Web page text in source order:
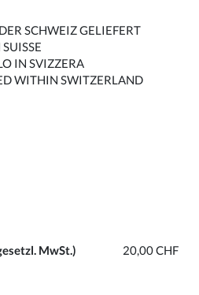
SCHWEIZ GELIEFERT
IN SVIZZERA
WITHIN SWITZERLAND
MwSt.) 20,00 CHF